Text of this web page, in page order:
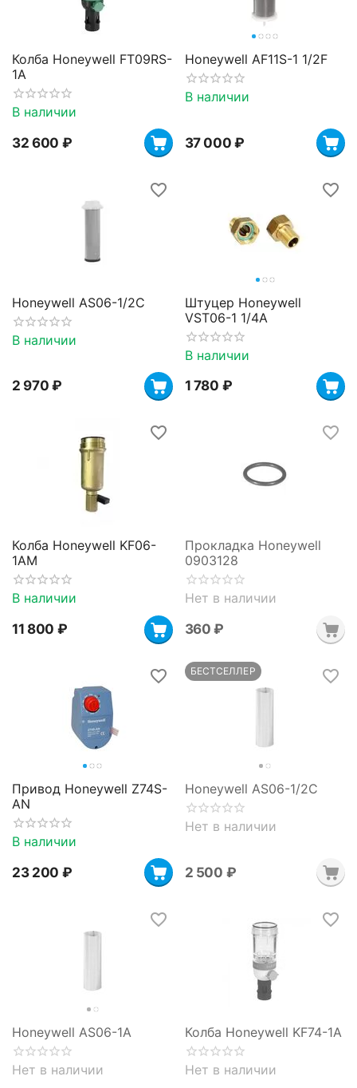
Колба Honeywell FT09RS-
1A
В наличии
32 600 ₽
Honeywell AF11S-1 1/2F
В наличии
37 000 ₽
Honeywell AS06-1/2C
В наличии
2 970 ₽
Штуцер Honeywell
VST06-1 1/4A
В наличии
1 780 ₽
Колба Honeywell KF06-
1AM
В наличии
11 800 ₽
Прокладка Honeywell
0903128
Нет в наличии
‍360‍ ₽
Привод Honeywell Z74S-
AN
В наличии
23 200 ₽
БЕСТСЕЛЛЕР
Honeywell AS06-1/2C
Нет в наличии
2 500 ₽
Honeywell AS06-1A
Нет в наличии
Колба Honeywell KF74-1A
Нет в наличии